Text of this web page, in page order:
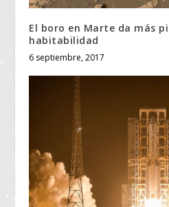
El boro en Marte da más
habitabilidad
6 septiembre, 2017